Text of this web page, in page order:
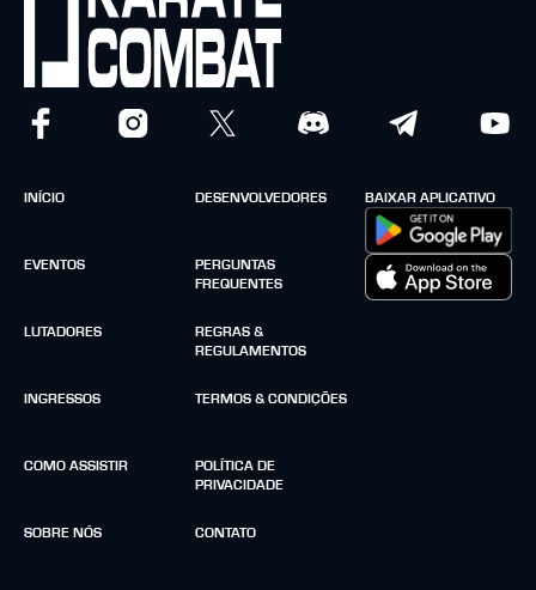
INÍCIO
EVENTOS
LUTADORES
INGRESSOS
COMO ASSISTIR
SOBRE NÓS
DESENVOLVEDORES
PERGUNTAS
FREQUENTES
REGRAS &
REGULAMENTOS
TERMOS & CONDIÇÕES
POLÍTICA DE
PRIVACIDADE
CONTATO
BAIXAR APLICATIVO